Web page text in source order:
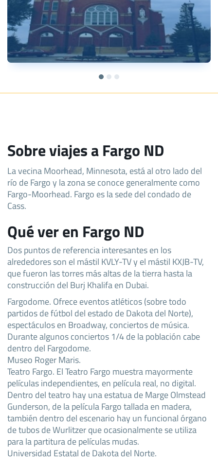
Sobre viajes a Fargo ND
La vecina Moorhead, Minnesota, está al otro lado del
río de Fargo y la zona se conoce generalmente como
Fargo-Moorhead. Fargo es la sede del condado de
Cass.
Qué ver en Fargo ND
Dos puntos de referencia interesantes en los
alrededores son el mástil KVLY-TV y el mástil KXJB-TV,
que fueron las torres más altas de la tierra hasta la
construcción del Burj Khalifa en Dubai.
Fargodome. Ofrece eventos atléticos (sobre todo
partidos de fútbol del estado de Dakota del Norte),
espectáculos en Broadway, conciertos de música.
Durante algunos conciertos 1/4 de la población cabe
dentro del Fargodome.
Museo Roger Maris.
Teatro Fargo. El Teatro Fargo muestra mayormente
películas independientes, en película real, no digital.
Dentro del teatro hay una estatua de Marge Olmstead
Gunderson, de la película Fargo tallada en madera,
también dentro del escenario hay un funcional órgano
de tubos de Wurlitzer que ocasionalmente se utiliza
para la partitura de películas mudas.
Universidad Estatal de Dakota del Norte.